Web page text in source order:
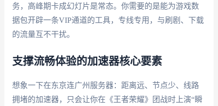
务，高峰期卡成幻灯片是常态。你需要的是能为游戏数
据包开辟一条VIP通道的工具，专线专用，与刷剧、下载
的流量互不干扰。
支撑流畅体验的加速器核心要素
想象一下在东京连广州服务器：距离远、节点少、线路
拥堵的加速器，只会让你在《王者荣耀》团战时上演“瞬